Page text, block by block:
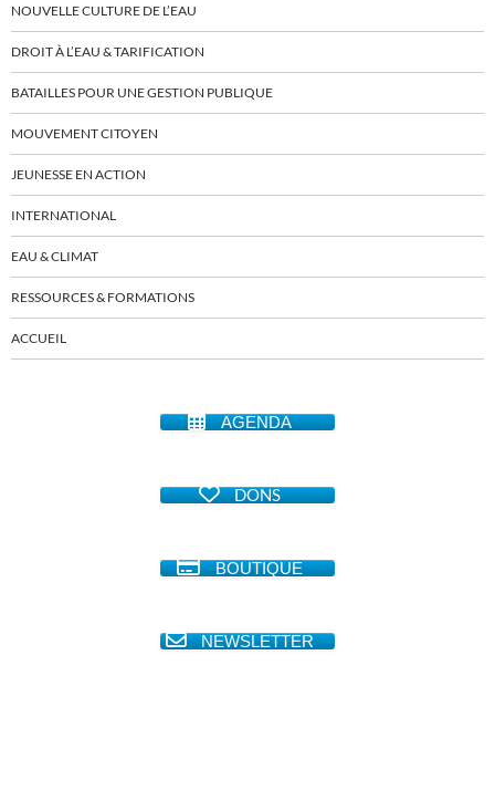
NOUVELLE CULTURE DE L’EAU
DROIT À L’EAU & TARIFICATION
BATAILLES POUR UNE GESTION PUBLIQUE
MOUVEMENT CITOYEN
JEUNESSE EN ACTION
INTERNATIONAL
EAU & CLIMAT
RESSOURCES & FORMATIONS
ACCUEIL
AGENDA
DONS
BOUTIQUE
NEWSLETTER